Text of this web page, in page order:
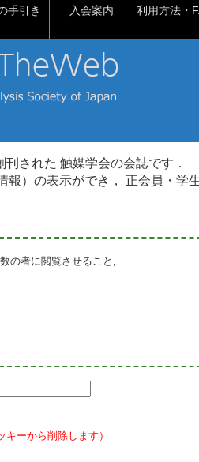
手引き 入会案内 利用方法・
された 触媒学会の会誌です．
）の表示ができ， 正会員・学
の者に閲覧させること,
ーから削除します）